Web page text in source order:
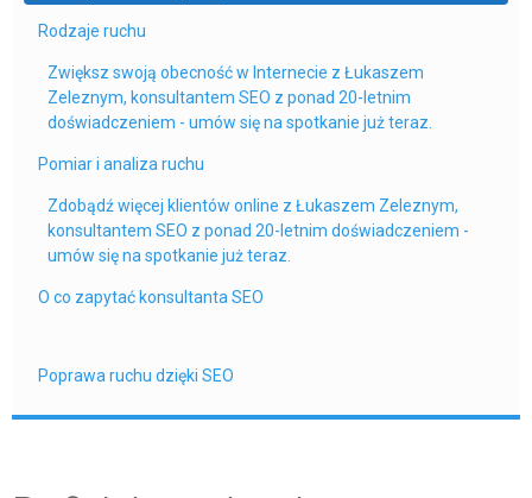
Rodzaje ruchu
Zwiększ swoją obecność w Internecie z Łukaszem
Zeleznym, konsultantem SEO z ponad 20-letnim
doświadczeniem - umów się na spotkanie już teraz.
Pomiar i analiza ruchu
Zdobądź więcej klientów online z Łukaszem Zeleznym,
konsultantem SEO z ponad 20-letnim doświadczeniem -
umów się na spotkanie już teraz.
O co zapytać konsultanta SEO
Poprawa ruchu dzięki SEO